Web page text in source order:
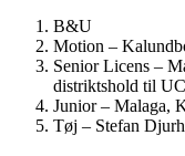
B&U
Motion –
Senior Licens –
distriktshold til
Junior – Malaga,
Tøj – Stefan